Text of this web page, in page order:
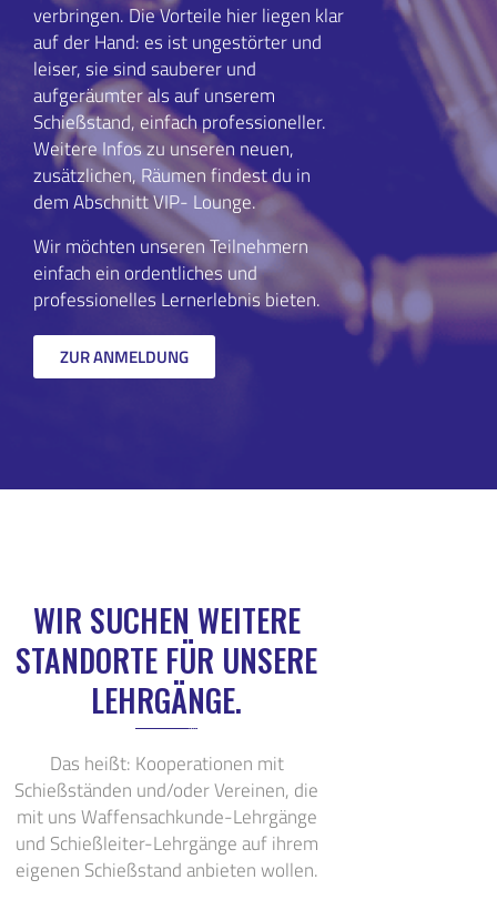
verbringen. Die Vorteile hier liegen klar
auf der Hand: es ist ungestörter und
leiser, sie sind sauberer und
aufgeräumter als auf unserem
Schießstand, einfach professioneller.
Weitere Infos zu unseren neuen,
zusätzlichen, Räumen findest du in
dem Abschnitt VIP- Lounge.
Wir möchten unseren Teilnehmern
einfach ein ordentliches und
professionelles Lernerlebnis bieten.
ZUR ANMELDUNG
WIR SUCHEN WEITERE
STANDORTE FÜR UNSERE
LEHRGÄNGE.
Das heißt: Kooperationen mit
Schießständen und/oder Vereinen, die
mit uns Waffensachkunde-Lehrgänge
und Schießleiter-Lehrgänge auf ihrem
eigenen Schießstand anbieten wollen.